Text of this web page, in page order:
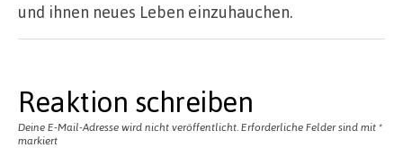
und ihnen neues Leben einzuhauchen.
Reaktion schreiben
Deine E-Mail-Adresse wird nicht veröffentlicht. Erforderliche Felder sind mit *
markiert